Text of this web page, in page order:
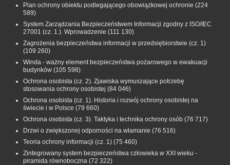
Plan ochrony obiektu podlegającego obowiązkowej ochronie (224
589)
System Zarządzania Bezpieczeństwem Informacji zgodny z ISO/IEC
27001 (cz. 1.). Wprowadzenie (111 130)
Zagrożenia bezpieczeństwa informacji w przedsiębiorstwie (cz. 1)
(109 260)
Winda - ważny element bezpieczeństwa pożarowego w ewakuacji
budynków (105 598)
Ochrona osobista (cz. 2). Zjawiska wymuszające potrzebę
stosowania ochrony osobistej (84 046)
Ochrona osobista (cz. 1). Historia i rozwój ochrony osobistej na
świecie i w Polsce (79 660)
Ochrona osobista (cz. 3). Taktyka i technika ochrony osób (76 717)
Drzwi o zwiększonej odporności na włamanie (76 516)
Teoria ochrony informacji (cz. 1) (75 460)
Zintegrowany system bezpieczeństwa człowieka w XXI wieku -
piramida równoboczna (72 322)